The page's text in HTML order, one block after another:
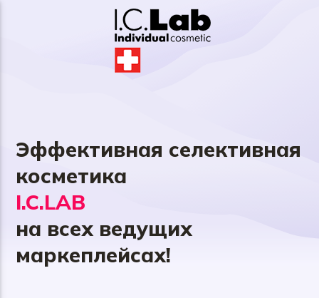
Эффективная селективная
косметика
I.C.LAB
на всех ведущих
маркеплейсах!